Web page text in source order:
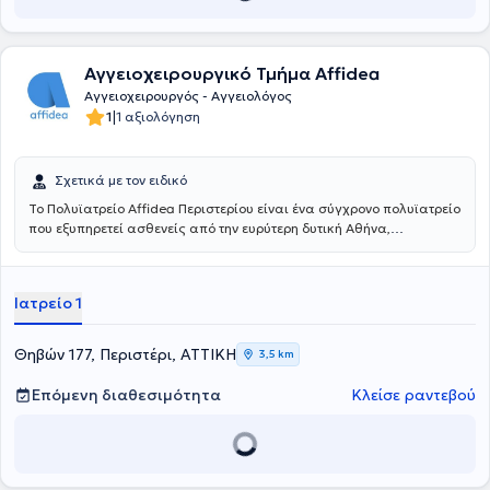
ερευνητικές εργασίες σε ελληνικά και διεθνή επιστημονικά
περιοδικά. Τέλος, ο γιατρός είναι μέλος του Ιατρικού Συλλόγου
Αθηνών, του Ιατρικού Συλλόγου Μασσαλίας, του Αγγλικού Ιατρικού
Αγγειοχειρουργικό Τμήμα Affidea
Αγγειοχειρουργός - Αγγειολόγος
1|1 αξιολόγηση
Σχετικά με τον ειδικό
Το Πολυϊατρείο Affidea Περιστερίου είναι ένα σύγχρονο πολυϊατρείο
που εξυπηρετεί ασθενείς από την ευρύτερη δυτική Αθήνα,
φροντίδα υγείας κάτω από μία οροφή. Με εξειδικευμένους ιατρούς
ολόκληρης της οικογένειας - από προληπτικούς ελέγχους έως
εξειδικευμένη διάγνωση και παρακολούθηση.
Ιατρείο 1
Θηβών 177, Περιστέρι, ΑΤΤΙΚΗ 3,5 km
Επόμενη διαθεσιμότητα Κλείσε ραντεβού